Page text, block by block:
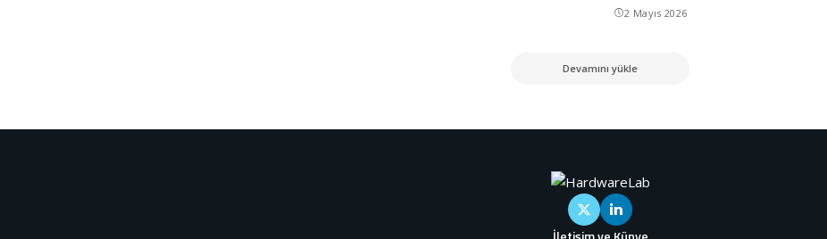
2 Mayıs 2026
Devamını yükle